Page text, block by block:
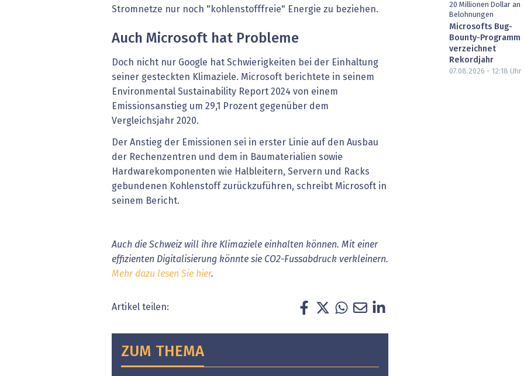
Stromnetze nur noch "kohlenstofffreie" Energie zu beziehen.
Auch Microsoft hat Probleme
Doch nicht nur Google hat Schwierigkeiten bei der Einhaltung
seiner gesteckten Klimaziele. Microsoft berichtete in seinem
Environmental Sustainability Report 2024 von einem
Emissionsanstieg um 29,1 Prozent gegenüber dem
Vergleichsjahr 2020.
Der Anstieg der Emissionen sei in erster Linie auf den Ausbau
der Rechenzentren und dem in Baumaterialien sowie
Hardwarekomponenten wie Halbleitern, Servern und Racks
gebundenen Kohlenstoff zurückzuführen, schreibt Microsoft in
seinem Bericht.
Auch die Schweiz will ihre Klimaziele einhalten können. Mit einer
effizienten Digitalisierung könnte sie CO2-Fussabdruck verkleinern.
Mehr dazu lesen Sie hier.
Artikel teilen:
ZUM THEMA
20 Millionen Dollar an
Belohnungen
Microsofts Bug-
Bounty-Programm
verzeichnet
Rekordjahr
07.08.2026 - 12:18 Uhr